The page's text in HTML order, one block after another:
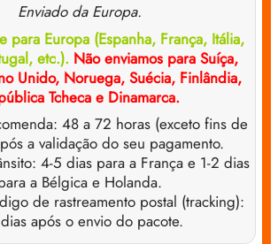
Enviado da Europa.
para Europa (Espanha, França, Itália,
etc.). Não enviamos para Suíça,
Unido, Noruega, Suécia, Finlândia,
Tcheca e Dinamarca.
48 a 72 horas (exceto fins de
a validação do seu pagamento.
4-5 dias para a França e 1-2 dias
a Bélgica e Holanda.
de rastreamento postal (tracking):
após o envio do pacote.